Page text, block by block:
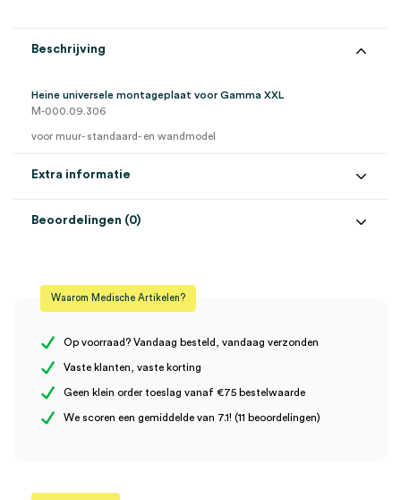
aantal
Beschrijving
Heine universele montageplaat voor Gamma XXL
M-000.09.306
voor muur- standaard- en wandmodel
Extra informatie
Steriel onsteriel
Beoordelingen (0)
Er zijn nog geen beoordelingen.
XXL (1)” te beoordelen
Waarom Medische Artikelen?
Op voorraad? Vandaag besteld, vandaag verzonden
Vaste klanten, vaste korting
Geen klein order toeslag vanaf €75 bestelwaarde
We scoren een gemiddelde van 7.1! (11 beoordelingen)